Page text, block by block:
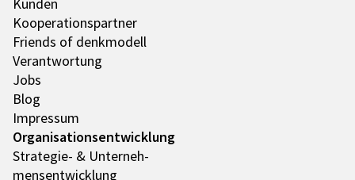
Koope­ra­ti­ons­part­ner
Friends of denk­mo­dell
Verant­wor­tung
Jobs
Blog
Impres­sum
Orga­ni­sa­ti­ons­ent­wick­lung
Stra­te­gie- & Unter­neh­
mens­ent­wick­lung